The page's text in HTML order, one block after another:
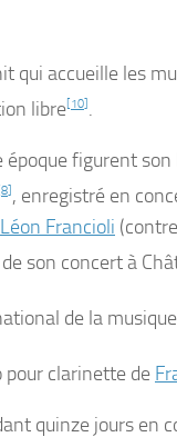
qui accueille les
libre[10] .
figurent son
8] , enregistré en
Léon Francioli
son concert à
de la musique
pour clarinette de
quinze jours en